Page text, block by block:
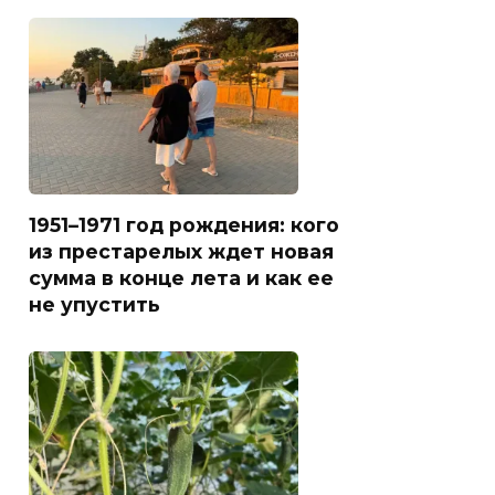
1951–1971 год рождения: кого
из престарелых ждет новая
сумма в конце лета и как ее
не упустить